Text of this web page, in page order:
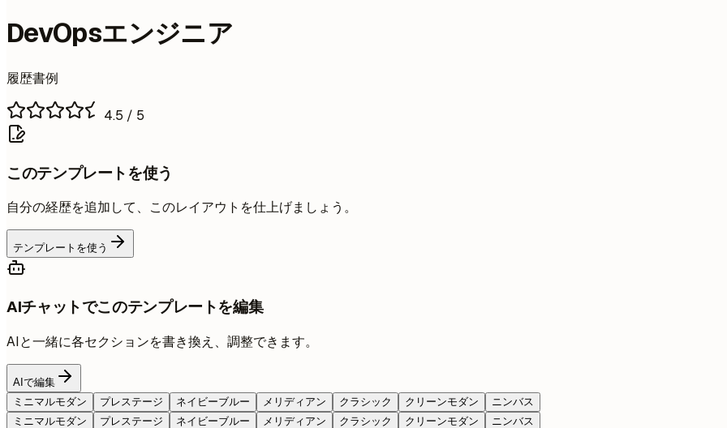
DevOpsエンジニア
履歴書例
4.5 / 5
このテンプレートを使う
自分の経歴を追加して、このレイアウトを仕上げましょう。
テンプレートを使う
AIチャットでこのテンプレートを編集
AIと一緒に各セクションを書き換え、調整できます。
AIで編集
ミニマルモダン
プレステージ ネイビーブルー メリディアン クラシック クリーンモダン
ニンバス
ミニマルモダン
プレステージ ネイビーブルー メリディアン クラシック クリーンモダン ニンバス